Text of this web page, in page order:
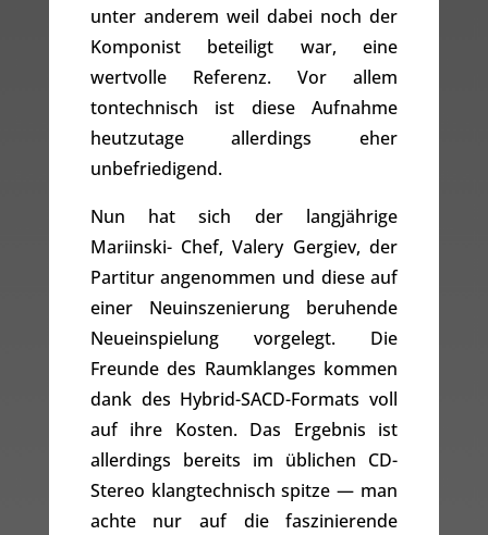
unter anderem weil dabei noch der
Komponist beteiligt war, eine
wertvolle Referenz. Vor allem
tontechnisch ist diese Aufnahme
heutzutage allerdings eher
unbefriedigend.
Nun hat sich der langjährige
Mariinski- Chef, Valery Gergiev, der
Partitur angenommen und diese auf
einer Neuinszenierung beruhende
Neueinspielung vorgelegt. Die
Freunde des Raumklanges kommen
dank des Hybrid-SACD-Formats voll
auf ihre Kosten. Das Ergebnis ist
allerdings bereits im üblichen CD-
Stereo klangtechnisch spitze — man
achte nur auf die faszinierende